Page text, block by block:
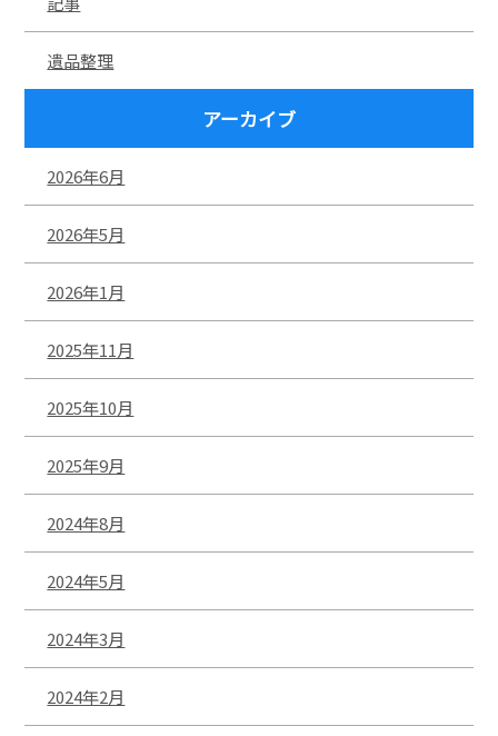
遺品整理
アーカイブ
2026年6月
2026年5月
2026年1月
2025年11月
2025年10月
2025年9月
2024年8月
2024年5月
2024年3月
2024年2月